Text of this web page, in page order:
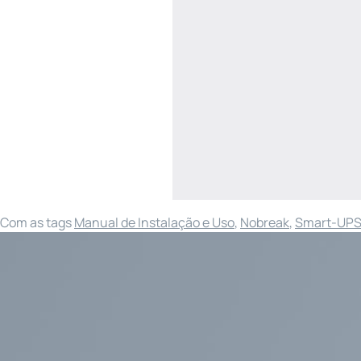
Com as tagsManual de Instalação e Uso, Nobreak,Smart-UPS